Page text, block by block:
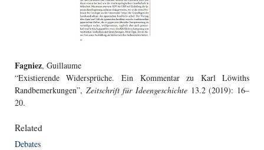
Fagniez, Guillaume
“Existierende Widersprüche. Ein Kommentar zu Karl Löwiths
Randbemerkungen”, Zeitschrift für Ideengeschichte 13.2 (2019): 16–
20.
Related
Debates